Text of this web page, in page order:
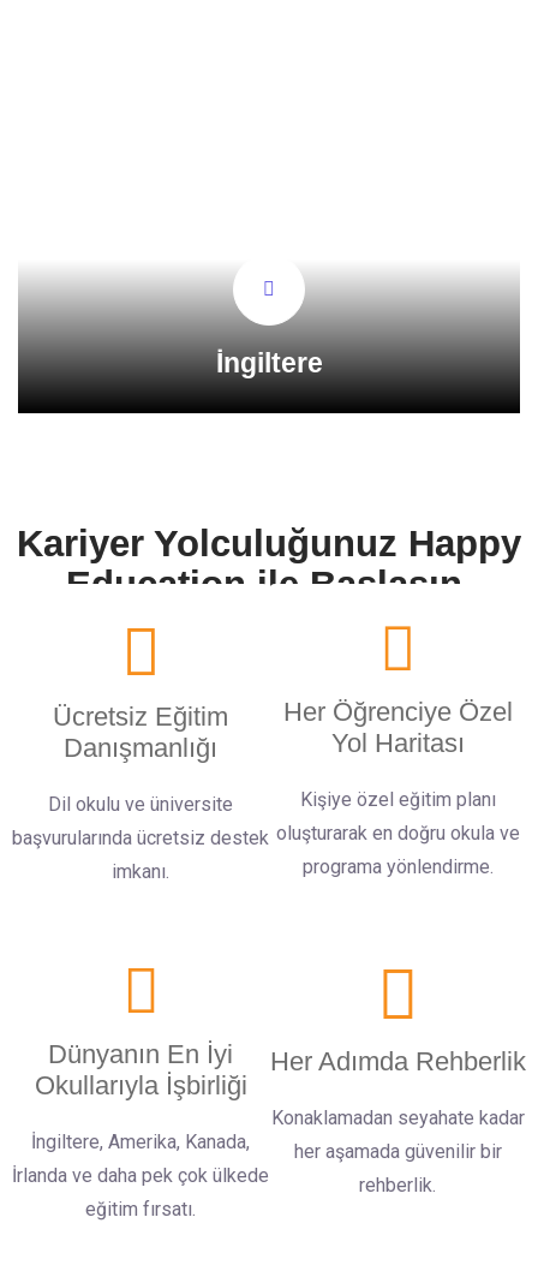
İngiltere
Kariyer Yolculuğunuz Happy
Education ile Başlasın.
Ücretsiz Eğitim
Danışmanlığı
Dil okulu ve üniversite
başvurularında ücretsiz destek
imkanı.
Dünyanın En İyi
Okullarıyla İşbirliği
İngiltere, Amerika, Kanada,
İrlanda ve daha pek çok ülkede
eğitim fırsatı.
Her Öğrenciye Özel
Yol Haritası
Kişiye özel eğitim planı
oluşturarak en doğru okula ve
programa yönlendirme.
Her Adımda Rehberlik
Konaklamadan seyahate kadar
her aşamada güvenilir bir
rehberlik.